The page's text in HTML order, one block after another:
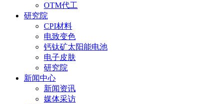
OTM代工
研究院
CPI材料
电致变色
钙钛矿太阳能电池
电子皮肤
研究院
新闻中心
新闻资讯
媒体采访